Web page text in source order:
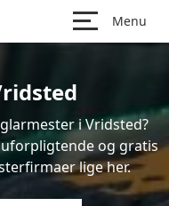
Menu
i Vridsted?
og gratis
lige her.